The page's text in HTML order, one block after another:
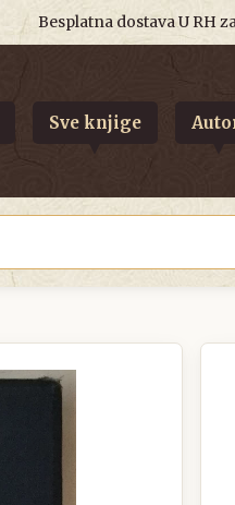
Besplatna dostava U RH
Sve knjige